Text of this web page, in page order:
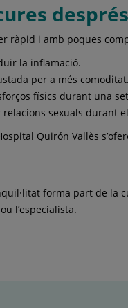
ràpid i amb poques
la inflamació.
per a més comoditat.
físics durant una
sexuals durant
Quirón Vallès
forma part de la
l’especialista.